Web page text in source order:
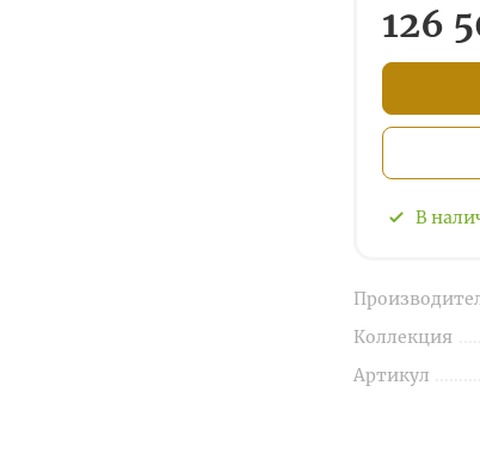
126
В
Коллекция
Артикул